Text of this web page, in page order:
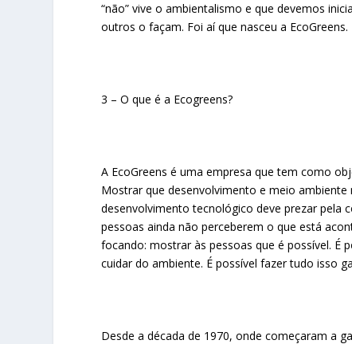
“não” vive o ambientalismo e que devemos
outros o façam. Foi aí que nasceu a EcoGreens.
3 – O que é a Ecogreens?
A EcoGreens é uma empresa que tem como
Mostrar que desenvolvimento e meio
desenvolvimento tecnológico deve prezar pela
pessoas ainda não perceberem o que está
focando: mostrar às pessoas que é possível. É
cuidar do ambiente. É possível fazer tudo isso
Desde a década de 1970, onde começaram a